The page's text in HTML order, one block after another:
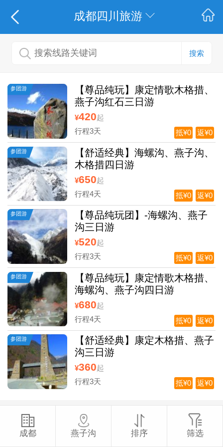
成都四川旅游
搜索
参团游
【尊品纯玩】康定情歌木格措、
燕子沟红石三日游
¥420起
行程3天
返¥0
抵¥0
参团游
【舒适经典】海螺沟、燕子沟、
木格措四日游
¥650起
行程4天
返¥0
抵¥0
参团游
【尊品纯玩团】-海螺沟、燕子
沟三日游
¥520起
行程3天
返¥0
抵¥0
参团游
【尊品纯玩】康定情歌木格措、
海螺沟、燕子沟四日游
¥680起
行程4天
返¥0
抵¥0
参团游
【舒适经典】康定木格措、燕子
沟三日游
¥360起
行程3天
返¥0
抵¥0
成都 燕子沟 排序 筛选